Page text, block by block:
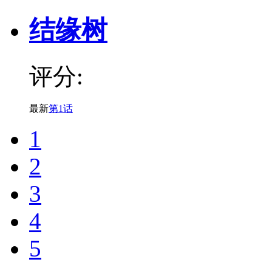
结缘树
评分:
最新第1话
1
2
3
4
5